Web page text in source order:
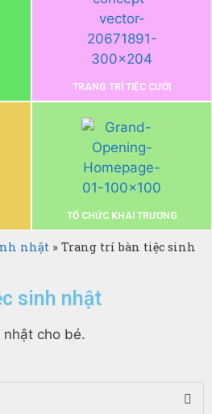
TRANG TRÍ TIỆC CƯỚI
TỔ CHỨC KHAI TRƯƠNG
nhật » Trang trí bàn tiệc sinh
sinh nhật
cho bé.